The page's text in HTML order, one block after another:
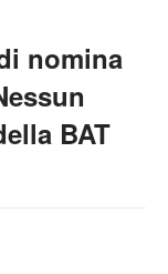
nomina
BAT